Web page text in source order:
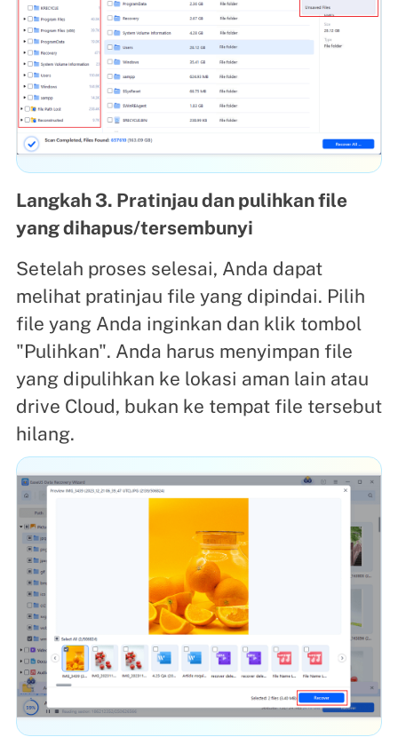
Langkah 3. Pratinjau dan pulihkan file
yang dihapus/tersembunyi
Setelah proses selesai, Anda dapat
melihat pratinjau file yang dipindai. Pilih
file yang Anda inginkan dan klik tombol
"Pulihkan". Anda harus menyimpan file
yang dipulihkan ke lokasi aman lain atau
drive Cloud, bukan ke tempat file tersebut
hilang.